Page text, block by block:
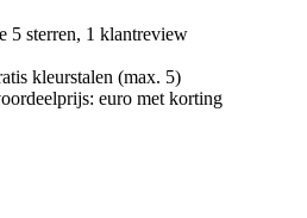
5 sterren, 1 klantreview
kleurstalen (max. 5)
euro met korting